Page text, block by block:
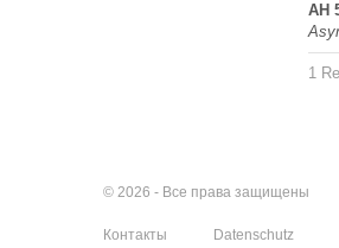
AH
1
© 2026 - Все права защищены
Контакты Datenschutz